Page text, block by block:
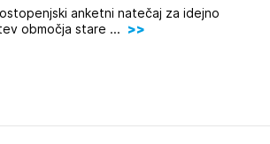
anketni natečaj za idejno
območja stare ...